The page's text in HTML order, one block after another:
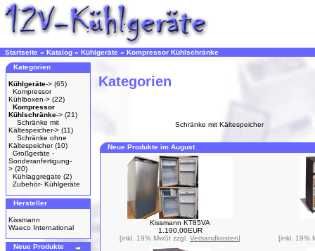
Startseite » Katalog » Kühlgeräte » Kompressor Kühlschränke
Kategorien
Kühlgeräte-> (65)
Kompressor
Kühlboxen-> (22)
Kompressor
Kühlschränke-> (21)
Schränke mit
Kältespeicher-> (11)
Schränke ohne
Kältespeicher(10)
Großgeräte -
Sonderanfertigung-
> (20)
Kühlaggregate (2)
Zubehör- Kühlgeräte
Hersteller
Kissmann
Waeco International
Neue Produkte
Kategorien
Schränke mit Kältespeicher
Neue Produkte im August
Kissmann KT85VA
1.190,00EUR
[inkl. 19% MwSt zzgl. Versandkosten] [inkl. 19%